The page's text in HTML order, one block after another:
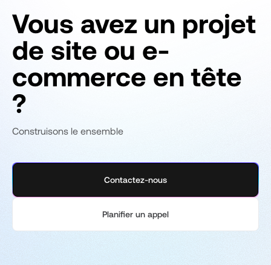
Vous avez un projet
de site ou e-
commerce en tête
?
Construisons le ensemble
Contactez-nous
Planifier un appel